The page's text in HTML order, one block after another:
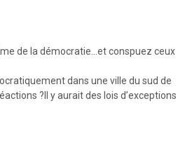
de la démocratie…et conspuez ceux
dans une ville du sud de
?Il y aurait des lois d’exceptions